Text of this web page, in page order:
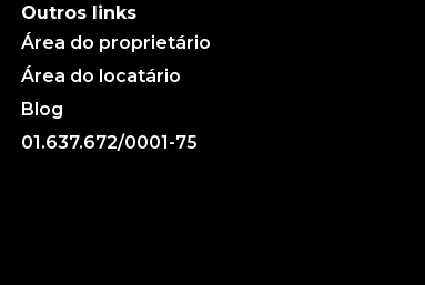
Outros links
Área do proprietário
Área do locatário
Blog
01.637.672/0001-75